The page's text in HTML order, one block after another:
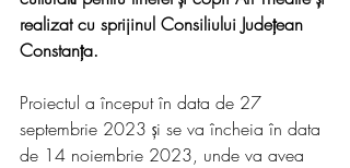
realizat cu sprijinul Consiliului Județean
Constanța.
Proiectul a început în data de 27
septembrie 2023 și se va încheia în data
de 14 noiembrie 2023, unde va avea